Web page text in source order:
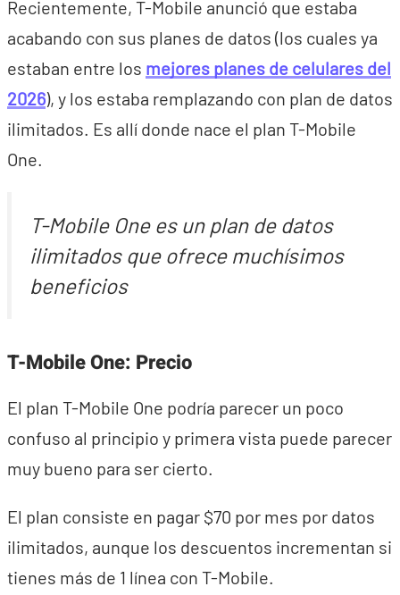
Recientemente, T-Mobile anunció que estaba
acabando con sus planes de datos (los cuales ya
estaban entre los mejores planes de celulares del
2026), y los estaba remplazando con plan de datos
ilimitados. Es allí donde nace el plan T-Mobile
One.
T-Mobile One es un plan de datos
ilimitados que ofrece muchísimos
beneficios
T-Mobile One: Precio
El plan T-Mobile One podría parecer un poco
confuso al principio y primera vista puede parecer
muy bueno para ser cierto.
El plan consiste en pagar $70 por mes por datos
ilimitados, aunque los descuentos incrementan si
tienes más de 1 línea con T-Mobile.